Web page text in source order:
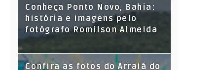
Conheça Ponto Novo, Bahia:
história e imagens pelo
fotógrafo Romilson Almeida
Confira as fotos do Arraiá do